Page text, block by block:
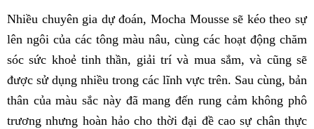
Nhiều chuyên gia dự đoán, Mocha Mousse sẽ kéo theo sự
lên ngôi của các tông màu nâu, cùng các hoạt động chăm
sóc sức khoẻ tinh thần, giải trí và mua sắm, và cũng sẽ
được sử dụng nhiều trong các lĩnh vực trên. Sau cùng, bản
thân của màu sắc này đã mang đến rung cảm không phô
trương nhưng hoàn hảo cho thời đại đề cao sự chân thực